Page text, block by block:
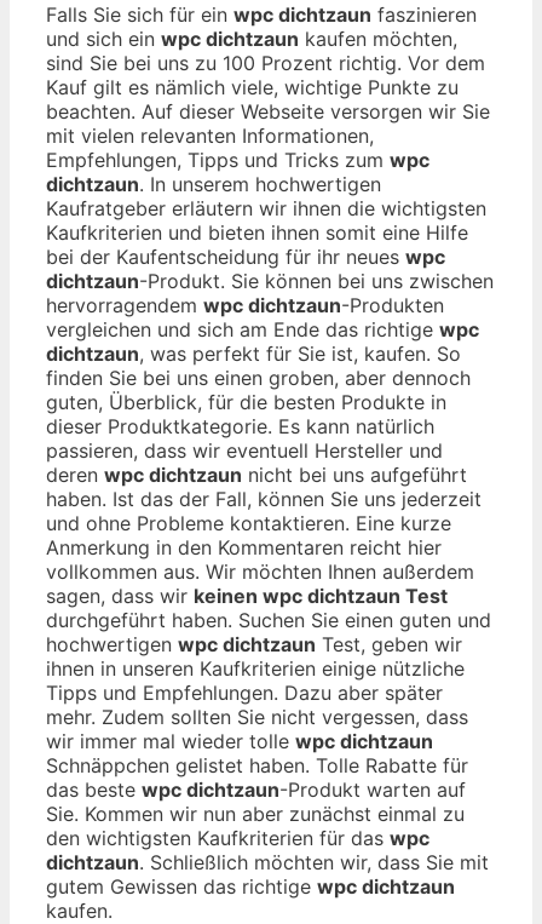
Falls Sie sich für ein wpc dichtzaun faszinieren
und sich ein wpc dichtzaun kaufen möchten,
sind Sie bei uns zu 100 Prozent richtig. Vor dem
Kauf gilt es nämlich viele, wichtige Punkte zu
beachten. Auf dieser Webseite versorgen wir Sie
mit vielen relevanten Informationen,
Empfehlungen, Tipps und Tricks zum wpc
dichtzaun. In unserem hochwertigen
Kaufratgeber erläutern wir ihnen die wichtigsten
Kaufkriterien und bieten ihnen somit eine Hilfe
bei der Kaufentscheidung für ihr neues wpc
dichtzaun-Produkt. Sie können bei uns zwischen
hervorragendem wpc dichtzaun-Produkten
vergleichen und sich am Ende das richtige wpc
dichtzaun, was perfekt für Sie ist, kaufen. So
finden Sie bei uns einen groben, aber dennoch
guten, Überblick, für die besten Produkte in
dieser Produktkategorie. Es kann natürlich
passieren, dass wir eventuell Hersteller und
deren wpc dichtzaun nicht bei uns aufgeführt
haben. Ist das der Fall, können Sie uns jederzeit
und ohne Probleme kontaktieren. Eine kurze
Anmerkung in den Kommentaren reicht hier
vollkommen aus. Wir möchten Ihnen außerdem
sagen, dass wir keinen wpc dichtzaun Test
durchgeführt haben. Suchen Sie einen guten und
hochwertigen wpc dichtzaun Test, geben wir
ihnen in unseren Kaufkriterien einige nützliche
Tipps und Empfehlungen. Dazu aber später
mehr. Zudem sollten Sie nicht vergessen, dass
wir immer mal wieder tolle wpc dichtzaun
Schnäppchen gelistet haben. Tolle Rabatte für
das beste wpc dichtzaun-Produkt warten auf
Sie. Kommen wir nun aber zunächst einmal zu
den wichtigsten Kaufkriterien für das wpc
dichtzaun. Schließlich möchten wir, dass Sie mit
gutem Gewissen das richtige wpc dichtzaun
kaufen.